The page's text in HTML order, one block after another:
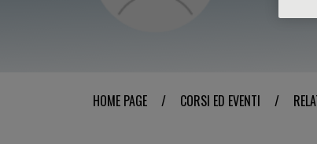
HOME PAGE / CORSI ED EVENTI /